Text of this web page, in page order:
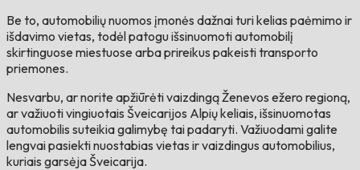
Be to, automobilių nuomos įmonės dažnai turi kelias paėmimo ir
išdavimo vietas, todėl patogu išsinuomoti automobilį
skirtinguose miestuose arba prireikus pakeisti transporto
priemones.
Nesvarbu, ar norite apžiūrėti vaizdingą Ženevos ežero regioną,
ar važiuoti vingiuotais Šveicarijos Alpių keliais, išsinuomotas
automobilis suteikia galimybę tai padaryti. Važiuodami galite
lengvai pasiekti nuostabias vietas ir vaizdingus automobilius,
kuriais garsėja Šveicarija.